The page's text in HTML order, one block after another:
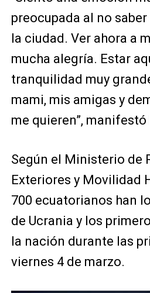
preocupada al no
la ciudad. Ver ahora a
mucha alegría. Estar
tranquilidad muy
mami, mis amigas y
me quieren”,
Según el Ministerio de
Exteriores y Movilidad
700 ecuatorianos han
de Ucrania y los
la nación durante las
viernes 4 de marzo.